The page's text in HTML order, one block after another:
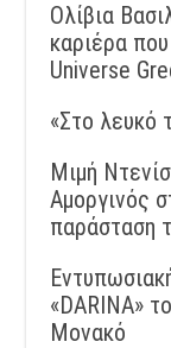
Ολίβια
καριέρα
Universe
«Στο λευκό
Μιμή
Αμοργινός
παράσταση
«DARINA»
Μονακό